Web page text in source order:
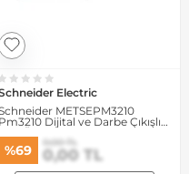
Electric
METSEPM3210
Pm3210 Dijital ve Darbe Çıkışlı
%69 0,00 TL
0,00 TL